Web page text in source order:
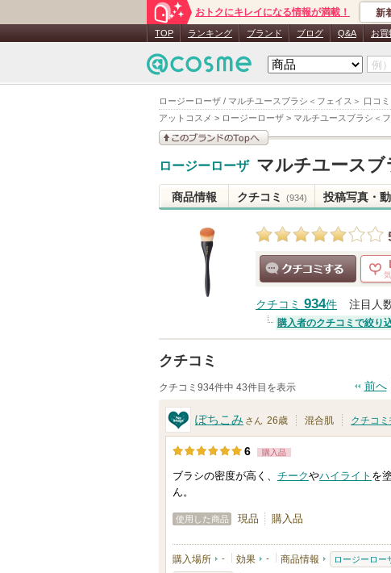
ロージーローザ / マルチユースブラシ＜フェイス＞ 口コミ
アットコスメ > ロージーローザ > マルチユースブラシ＜
おトクにキレイになる情報が満載！ 新
TOP ランキング ブランド ブログ Q&A お買
ロージーローザ マルチユースブ
商品情報 クチコミ (934) 投稿写真・
クチコミ 934件 注目人
購入者のクチコミで絞り
クチコミ
クチコミ934件中 43件目を表示 前へ
ぽちこみ さん 26歳 混合肌 クチコ
6 購入品
ブラシの密度が高く、 チークやハイライト を
ん。
使用した商品 現品 購入品
購入場所 - 効果 - 商品情報 ロージーロー